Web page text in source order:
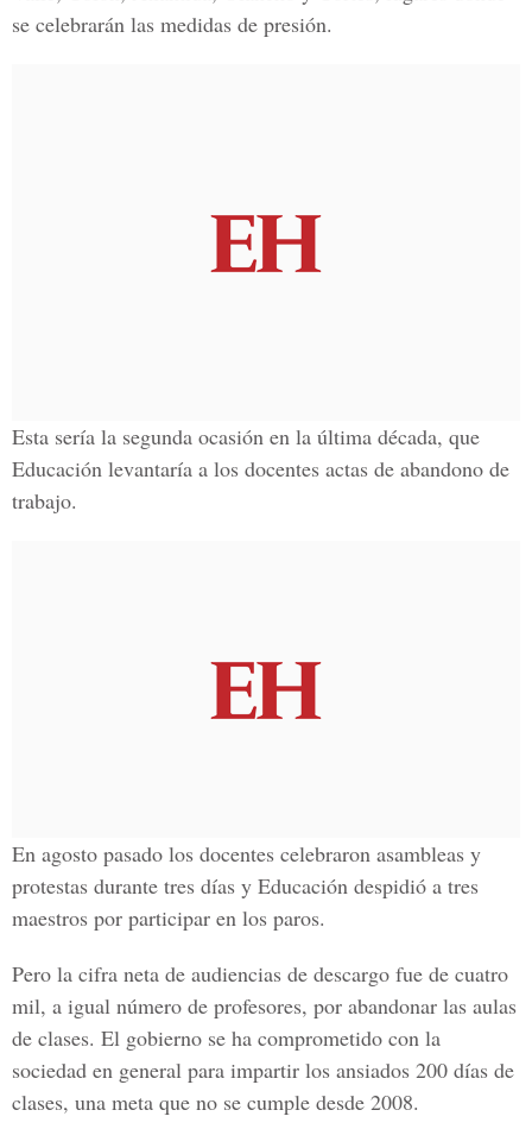
se celebrarán las medidas de presión.
Esta sería la segunda ocasión en la última década, que
Educación levantaría a los docentes actas de abandono de
trabajo.
En agosto pasado los docentes celebraron asambleas y
protestas durante tres días y Educación despidió a tres
maestros por participar en los paros.
Pero la cifra neta de audiencias de descargo fue de cuatro
mil, a igual número de profesores, por abandonar las aulas
de clases. El gobierno se ha comprometido con la
sociedad en general para impartir los ansiados 200 días de
clases, una meta que no se cumple desde 2008.